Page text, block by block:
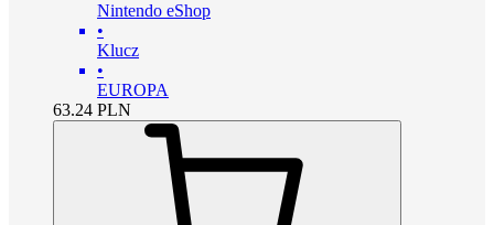
Nintendo eShop
•
Klucz
•
EUROPA
63.24 PLN